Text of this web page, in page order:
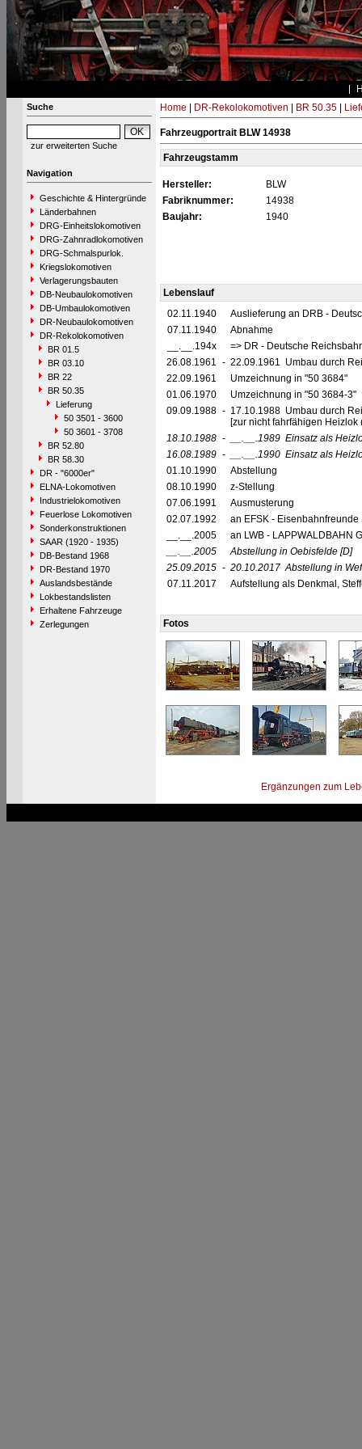
Suche
zur erweiterten Suche
Navigation
Geschichte & Hintergründe
Länderbahnen
DRG-Einheitslokomotiven
DRG-Zahnradlokomotiven
DRG-Schmalspurlok.
Kriegslokomotiven
Verlagerungsbauten
DB-Neubaulokomotiven
DB-Umbaulokomotiven
DR-Neubaulokomotiven
DR-Rekolokomotiven
BR 01.5
BR 03.10
BR 22
BR 50.35
Lieferung
50 3501 - 3600
50 3601 - 3708
BR 52.80
BR 58.30
DR - "6000er"
ELNA-Lokomotiven
Industrielokomotiven
Feuerlose Lokomotiven
Sonderkonstruktionen
SAAR (1920 - 1935)
DB-Bestand 1968
DR-Bestand 1970
Auslandsbestände
Lokbestandslisten
Erhaltene Fahrzeuge
Zerlegungen
Home DR-Rekolokomotiven BR 50.35|
Fahrzeugportrait BLW 14938
Fahrzeugstamm
Hersteller:
BLW
Fabriknummer:
14938
Baujahr:
1940
Lebenslauf
02.11.1940
Auslieferung an DRB -
07.11.1940
Abnahme
__.__.194x
=> DR - Deutsche
26.08.1961 - 22.09.1961 Umbau durch
22.09.1961
Umzeichnung in "50 3684"
01.06.1970
Umzeichnung in "50 3684-3"
09.09.1988 - 17.10.1988 Umbau durch
[zur nicht fahrfähigen
18.10.1988 - __.__.1989 Einsatz als
16.08.1989 - __.__.1990 Einsatz als
01.10.1990
Abstellung
08.10.1990
z-Stellung
07.06.1991
Ausmusterung
02.07.1992
an EFSK -
__.__.2005
an LWB - LAPPWALDBAHN
__.__.2005
Abstellung in Oebisfelde [D]
25.09.2015 - 20.10.2017 Abstellung in
07.11.2017
Aufstellung als Denkmal,
Fotos
Ergänzungen zum